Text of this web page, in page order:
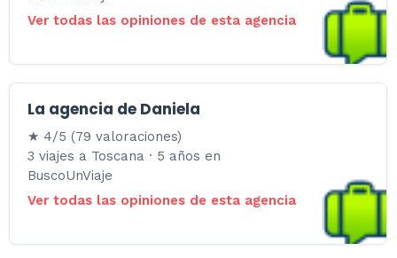
Ver todas las opiniones de esta agencia
La agencia de Daniela
★ 4/5 (79 valoraciones)
3 viajes a Toscana · 5 años en
BuscoUnViaje
Ver todas las opiniones de esta agencia